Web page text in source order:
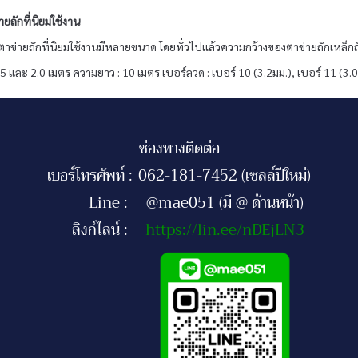
ยถักที่นิยมใช้งาน
าข่ายถักที่นิยมใช้งานมีหลายขนาด โดยทั่วไปแล้วความกว้างของตาข่ายถักเหล็
และ 2.0 เมตร ความยาว : 10 เมตร เบอร์ลวด : เบอร์ 10 (3.2มม.), เบอร์ 11
ช่องทางติดต่อ
เบอร์โทรศัพท์ : 062-181-7452 (เซลล์ปีใหม่)
Line :
@mae051 (มี @ ด้านหน้า)
ลิงก์ไลน์ :
https://lin.ee/nDEjLN3